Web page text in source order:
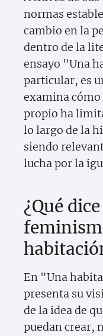
normas
cambio en la
dentro de la
ensayo "Una
particular, es
examina cómo
propio ha
lo largo de la
siendo
lucha por la
¿Qué
En "Una
presenta su
de la idea de
puedan crear,